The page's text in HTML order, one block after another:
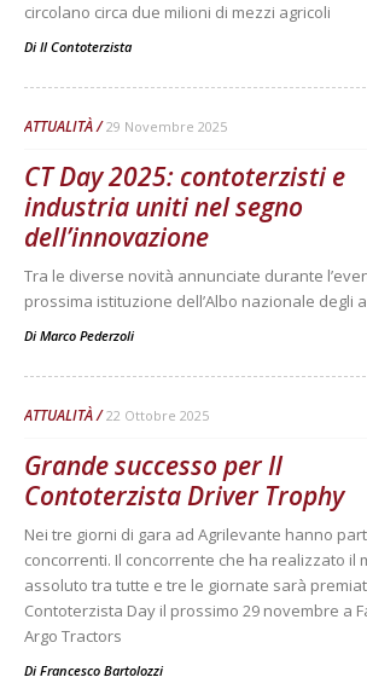
circolano circa due milioni di mezzi agricoli
Di Il Contoterzista
ATTUALITÀ 29 Novembre 2025
CT Day 2025: contoterzisti e
industria uniti nel segno
dell’innovazione
Tra le diverse novità annunciate durante
prossima istituzione dell’Albo nazionale degli
Di Marco Pederzoli
ATTUALITÀ 22 Ottobre 2025
Grande successo per Il
Contoterzista Driver Trophy
Nei tre giorni di gara ad Agrilevante hanno
concorrenti. Il concorrente che ha realizzato il
assoluto tra tutte e tre le giornate sarà
Contoterzista Day il prossimo 29 novembre a
Argo Tractors
Di Francesco Bartolozzi